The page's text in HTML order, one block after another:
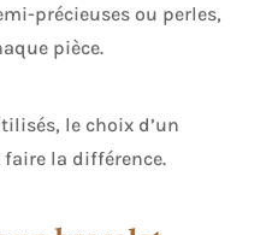
précieuses ou perles,
pièce.
le choix d’un
la différence.